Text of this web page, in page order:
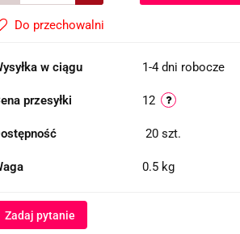
Do przechowalni
w ciągu 1-4 dni robocze
przesyłki 12
20 szt.
0.5 kg
Zadaj pytanie